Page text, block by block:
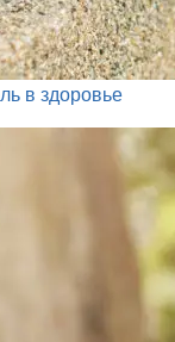
в здоровье